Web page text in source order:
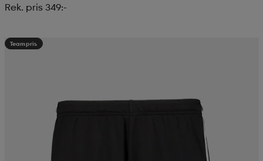
Rek. pris 349:-
Teampris